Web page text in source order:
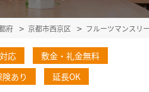
府 京都市西京区 フルーツマンスリ
応
敷金・礼金無料
あり 延長OK